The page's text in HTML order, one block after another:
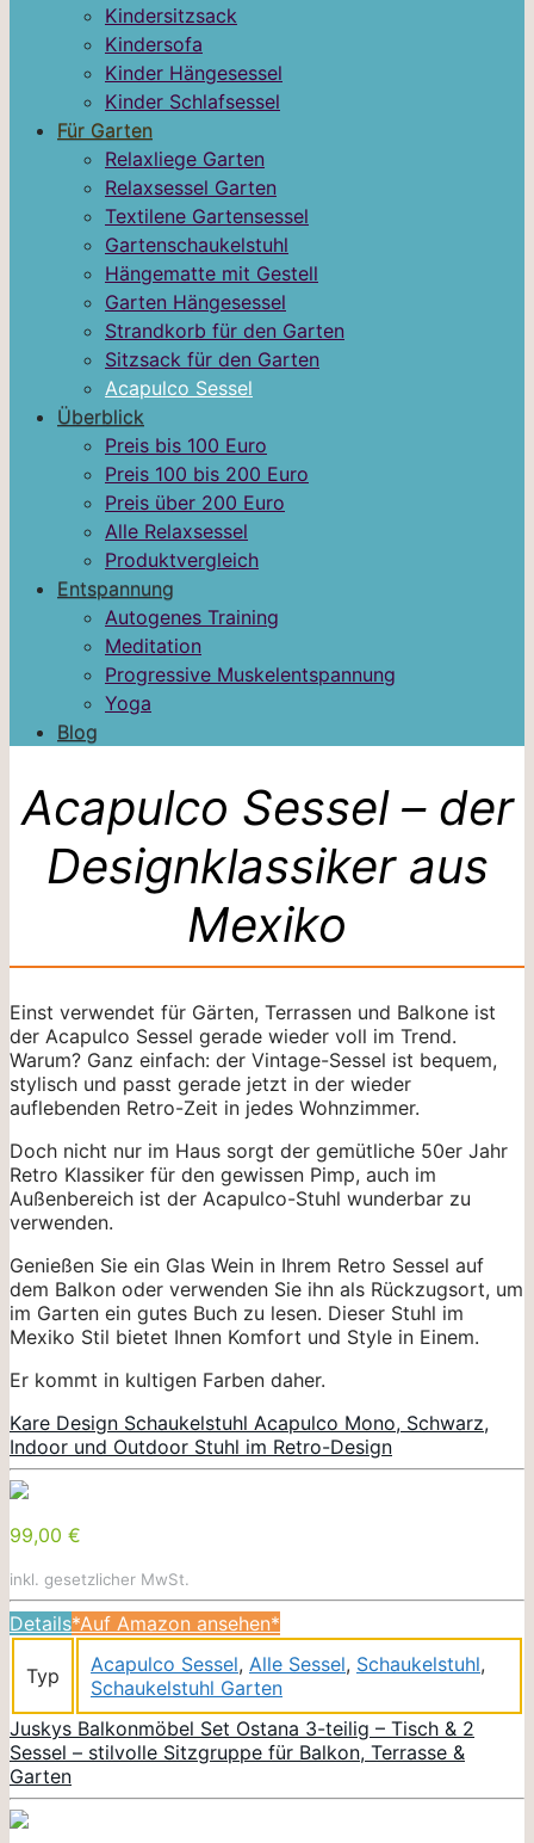
Kindersitzsack
Kindersofa
Kinder Hängesessel
Kinder Schlafsessel
Für Garten
Relaxliege Garten
Relaxsessel Garten
Textilene Gartensessel
Gartenschaukelstuhl
Hängematte mit Gestell
Garten Hängesessel
Strandkorb für den Garten
Sitzsack für den Garten
Acapulco Sessel
Überblick
Preis bis 100 Euro
Preis 100 bis 200 Euro
Preis über 200 Euro
Alle Relaxsessel
Produktvergleich
Entspannung
Autogenes Training
Meditation
Progressive Muskelentspannung
Yoga
Blog
Acapulco Sessel – der
Designklassiker aus
Mexiko
Einst verwendet für Gärten, Terrassen und Balkone ist
der Acapulco Sessel gerade wieder voll im Trend.
Warum? Ganz einfach: der Vintage-Sessel ist bequem,
stylisch und passt gerade jetzt in der wieder
auflebenden Retro-Zeit in jedes Wohnzimmer.
Doch nicht nur im Haus sorgt der gemütliche 50er Jahr
Retro Klassiker für den gewissen Pimp, auch im
Außenbereich ist der Acapulco-Stuhl wunderbar zu
verwenden.
Genießen Sie ein Glas Wein in Ihrem Retro Sessel auf
dem Balkon oder verwenden Sie ihn als Rückzugsort, um
im Garten ein gutes Buch zu lesen. Dieser Stuhl im
Mexiko Stil bietet Ihnen Komfort und Style in Einem.
Er kommt in kultigen Farben daher.
Kare Design Schaukelstuhl Acapulco Mono, Schwarz,
Indoor und Outdoor Stuhl im Retro-Design
99,00 €
inkl. gesetzlicher MwSt.
Details*Auf Amazon ansehen*
Typ Acapulco Sessel, Alle Sessel, Schaukelstuhl,
Schaukelstuhl Garten
Juskys Balkonmöbel Set Ostana 3-teilig – Tisch & 2
Sessel – stilvolle Sitzgruppe für Balkon, Terrasse &
Garten